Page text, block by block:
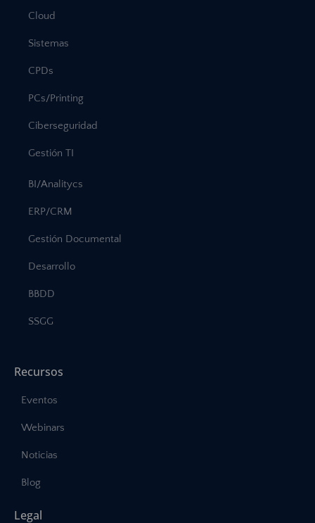
Cloud
Sistemas
CPDs
PCs/Printing
Ciberseguridad
Gestión TI
BI/Analitycs
ERP/CRM
Gestión Documental
Desarrollo
BBDD
SSGG
Recursos
Eventos
Webinars
Noticias
Blog
Legal